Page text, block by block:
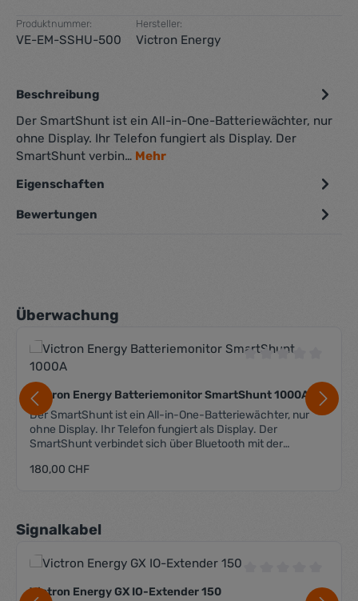
Produktnummer:
VE-EM-SSHU-500
Hersteller:
Victron Energy
Beschreibung
Der SmartShunt ist ein All-in-One-Batteriewächter, nur
ohne Display. Ihr Telefon fungiert als Display. Der
SmartShunt verbin… Mehr
Eigenschaften
Bewertungen
Produktgalerie überspringen
Überwachung
Victron Energy Batteriemonitor SmartShunt 1000A
Der SmartShunt ist ein All-in-One-Batteriewächter, nur
ohne Display. Ihr Telefon fungiert als Display. Der
SmartShunt verbindet sich über Bluetooth mit der
Sie können alle überwachten Batterieparameter, wie
werden. Der Smart Shunt hat 2 Spannungseingänge,
Spannungsmessung der Zusatzbatterie sowie der Starter-
Batterie Mittelpunktspannung der Batteriebank
Temperaturüberwachung mittels entsprechendem
Regulärer Preis:
180,00 CHF
Produktgalerie überspringen
Signalkabel
Durchschnittliche
Victron Energy GX IO-Extender 150